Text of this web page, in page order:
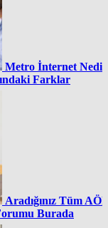
Metro İnternet Nedir
Farklar
Aradığınız Tüm AÖF
Burada